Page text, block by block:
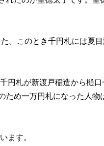
。このとき千円札には夏目
円札が新渡戸稲造から樋口
め一万円札になった人物
ます。